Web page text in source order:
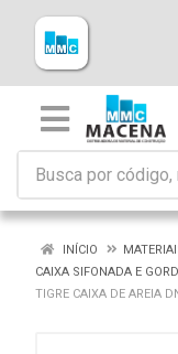
INÍCIO
CAIXA SIFONADA E
TIGRE CAIXA DE AREIA